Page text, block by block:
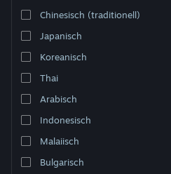
Sprache ändern
Steam-Mobile-App herunterladen
Desktopversion anzeigen
Chinesisch (traditionell)
Japanisch
Koreanisch
Thai
Arabisch
Indonesisch
Malaiisch
Bulgarisch
0 Ergebnisse entsprechen Ihrer Suche.